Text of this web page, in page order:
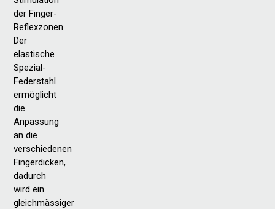
der Finger-
Reflexzonen.
Der
elastische
Spezial-
Federstahl
ermöglicht
die
Anpassung
an die
verschiedenen
Fingerdicken,
dadurch
wird ein
gleichmässiger